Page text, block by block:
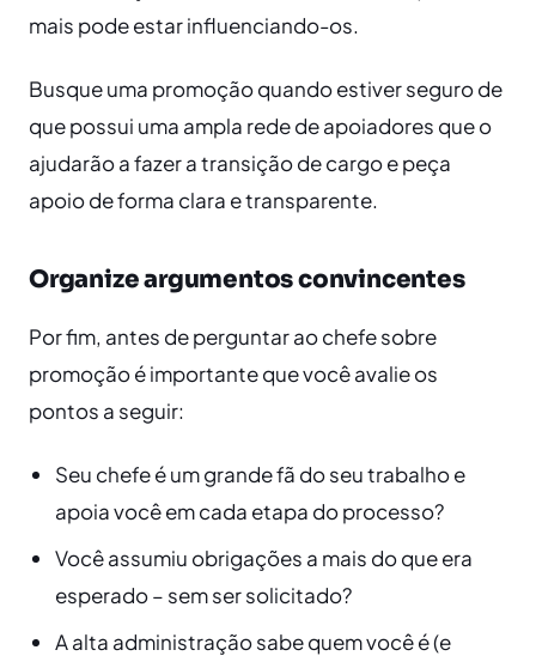
mais pode estar influenciando-os.
Busque uma promoção quando estiver seguro de
que possui uma ampla rede de apoiadores que o
ajudarão a fazer a transição de cargo e peça
apoio de forma clara e transparente.
Organize argumentos convincentes
Por fim, antes de perguntar ao chefe sobre
promoção é importante que você avalie os
pontos a seguir:
Seu chefe é um grande fã do seu trabalho e
apoia você em cada etapa do processo?
Você assumiu obrigações a mais do que era
esperado – sem ser solicitado?
A alta administração sabe quem você é (e